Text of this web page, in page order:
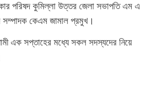
পরিষদ কুমিল্লা উত্তর জেলা সভাপতি এম এ
সম্পাদক কেএম জামাল প্রমুখ।
এক সপ্তাহের মধ্যে সকল সদস্যদের নিয়ে